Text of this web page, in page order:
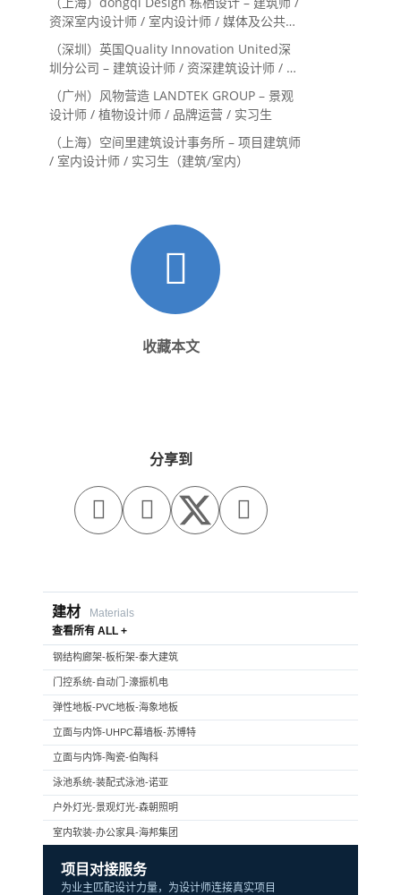
资深室内设计师 / 室内设计师 / 媒体及公共关
系主管 / 设计实习生（常年招聘）
（深圳）英国Quality Innovation United深
圳分公司 – 建筑设计师 / 资深建筑设计师 / 室
内设计师 / 设计实习生
（广州）风物营造 LANDTEK GROUP – 景观
设计师 / 植物设计师 / 品牌运营 / 实习生
（上海）空间里建筑设计事务所 – 项目建筑师
/ 室内设计师 / 实习生（建筑/室内）
收藏本文
分享到
  
建材
Materials
查看所有 ALL +
钢结构廊架-板桁架-泰大建筑
门控系统-自动门-濠振机电
弹性地板-PVC地板-海象地板
立面与内饰-UHPC幕墙板-苏博特
立面与内饰-陶瓷-伯陶科
泳池系统-装配式泳池-诺亚
户外灯光-景观灯光-森朝照明
室内软装-办公家具-海邦集团
项目对接服务
为业主匹配设计力量，为设计师连接真实项目